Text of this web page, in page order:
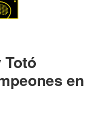
Totó
en